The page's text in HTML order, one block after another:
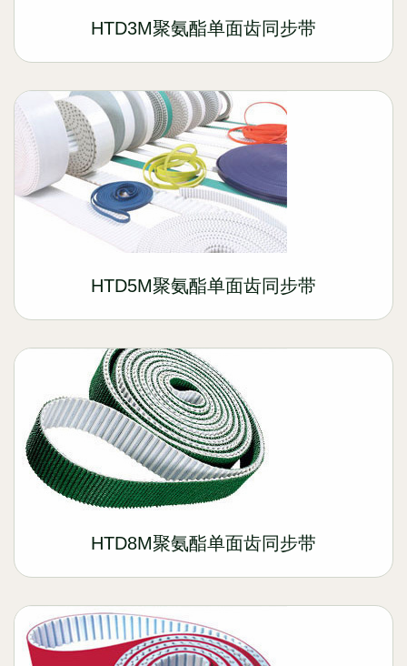
HTD3M聚氨酯单面齿同步带
HTD5M聚氨酯单面齿同步带
HTD8M聚氨酯单面齿同步带